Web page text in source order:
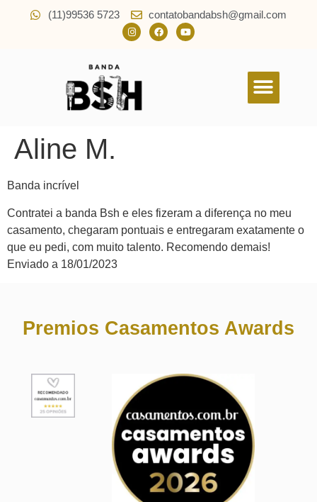
(11)99536 5723 contatobandabsh@gmail.com
Aline M.
Banda incrível
Contratei a banda Bsh e eles fizeram a diferença no meu
casamento, chegaram pontuais e entregaram exatamente o
que eu pedi, com muito talento. Recomendo demais!
Enviado a 18/01/2023
Premios Casamentos Awards